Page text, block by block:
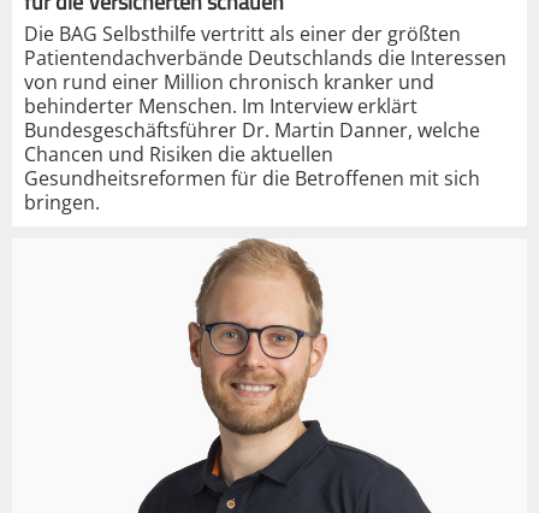
Die BAG Selbsthilfe vertritt als einer der größten
Patientendachverbände Deutschlands die Interessen
von rund einer Million chronisch kranker und
behinderter Menschen. Im Interview erklärt
Bundesgeschäftsführer Dr. Martin Danner, welche
Chancen und Risiken die aktuellen
Gesundheitsreformen für die Betroffenen mit sich
bringen.